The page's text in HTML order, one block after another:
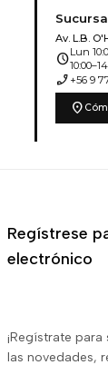
Av. L.B.
scheduleLun
phone_enabled +56 9
location_on
Regístrese
electrónico
¡Regístrate
las novedades,